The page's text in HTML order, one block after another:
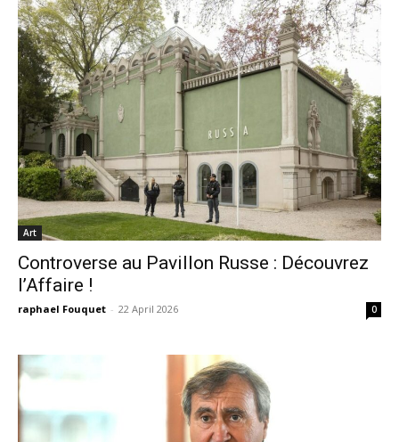
Art
Controverse au Pavillon Russe : Découvrez
l’Affaire !
raphael Fouquet - 22 April 2026 0